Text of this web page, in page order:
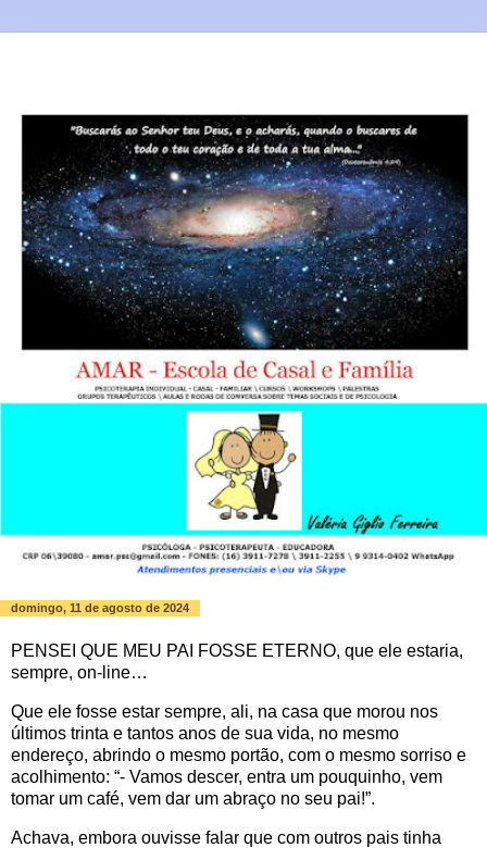
domingo, 11 de agosto de 2024
PENSEI QUE MEU PAI FOSSE ETERNO, que ele estaria,
sempre, on-line…
Que ele fosse estar sempre, ali, na casa que morou nos
últimos trinta e tantos anos de sua vida, no mesmo
endereço, abrindo o mesmo portão, com o mesmo sorriso e
acolhimento: “- Vamos descer, entra um pouquinho, vem
tomar um café, vem dar um abraço no seu pai!”.
Achava, embora ouvisse falar que com outros pais tinha